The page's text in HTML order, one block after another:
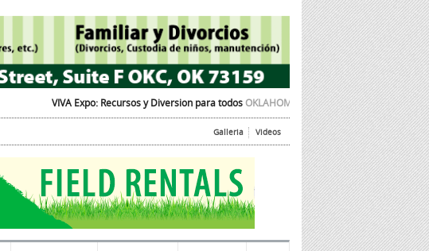
Recursos y Diversion para todosOKLAHOMA CITY, OK – La Cámara de Comercio Hispana
Galleria Videos